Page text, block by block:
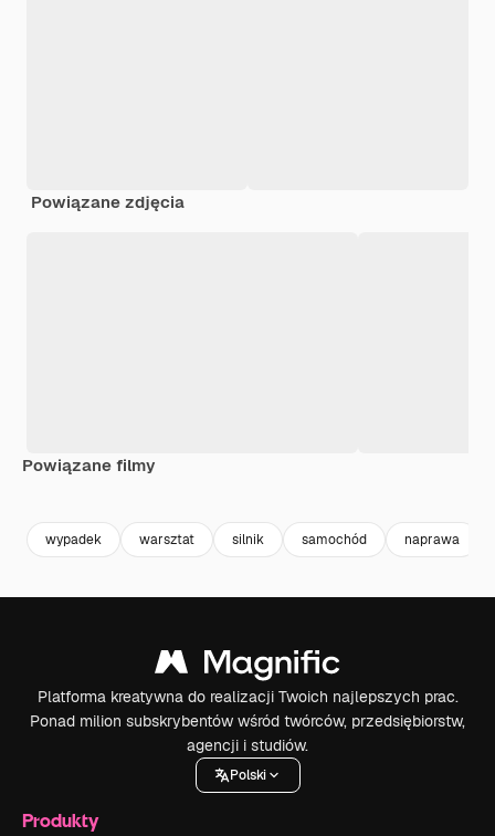
Powiązane zdjęcia
Powiązane filmy
wypadek warsztat silnik samochód naprawa
Platforma kreatywna do realizacji Twoich najlepszych prac.
Ponad milion subskrybentów wśród twórców, przedsiębiorstw,
agencji i studiów.
Polski
Produkty